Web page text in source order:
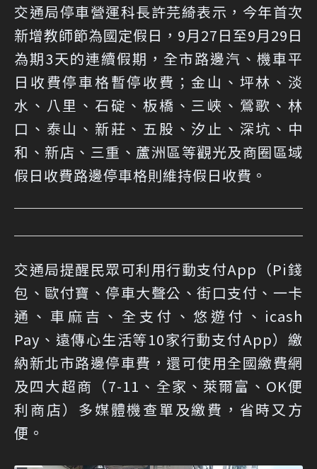
交通局停車營運科長許芫綺表示，今年首次
新增教師節為國定假日，9月27日至9月29日
為期3天的連續假期，全市路邊汽、機車平
日收費停車格暫停收費；金山、坪林、淡
水、八里、石碇、板橋、三峽、鶯歌、林
口、泰山、新莊、五股、汐止、深坑、中
和、新店、三重、蘆洲區等觀光及商圈區域
假日收費路邊停車格則維持假日收費。
交通局提醒民眾可利用行動支付App（Pi錢
包、歐付寶、停車大聲公、街口支付、一卡
通、車麻吉、全支付、悠遊付、icash
Pay、遠傳心生活等10家行動支付App）繳
納新北市路邊停車費，還可使用全國繳費網
及四大超商（7-11、全家、萊爾富、OK便
利商店）多媒體機查單及繳費，省時又方
便。